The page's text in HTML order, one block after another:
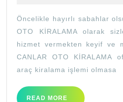
Öncelikle hayırlı sabahlar
OTO KİRALAMA olarak
hizmet vermekten keyif ve
CANLAR OTO KİRALAMA
araç kiralama işlemi olmasa
READ MORE
READ